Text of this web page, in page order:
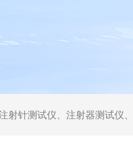
注射器测试仪、输液器测试仪、手术刀测试仪